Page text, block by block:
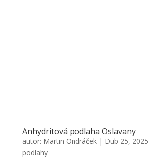
Anhydritová podlaha Oslavany
autor: Martin Ondráček| Dub 25, 2025
podlahy